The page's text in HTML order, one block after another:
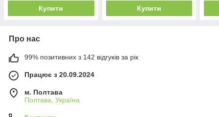
Купити Купити
Про нас
99% позитивних з 142 відгуків за рік
Працює з 20.09.2024
м. Полтава
Полтава, Україна